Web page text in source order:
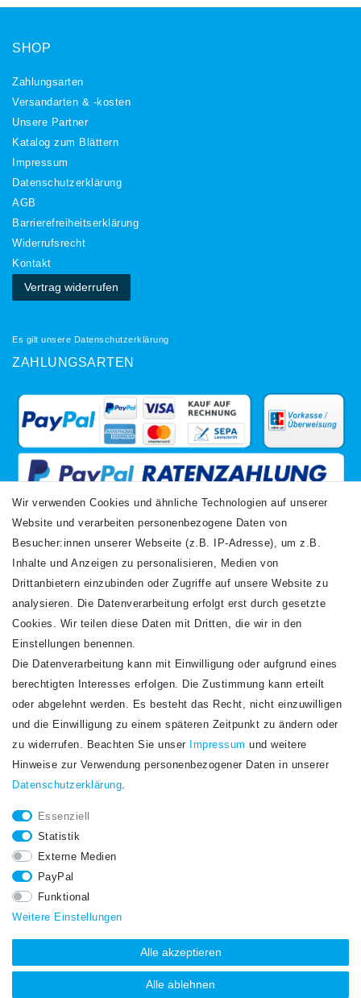
SHOP
Zahlungsarten
Versandarten & -kosten
Unsere Partner
Katalog zum Blättern
Impressum
Daten­schutz­erklärung
AGB
Barrierefreiheitserklärung
Widerrufs­recht
Kontakt
Vertrag widerrufen
Es gilt unsere Datenschutzerklärung
ZAHLUNGSARTEN
VERSANDARTEN
Newsletter
Honig
Hiermit bestätige ich, dass ich dieDaten­schutz­erklärunggelesen habe. Meine
STAY CONNECTED.
Wir verwenden Cookies und ähnliche Technologien auf unserer
Website und verarbeiten personenbezogene Daten von
Besucher:innen unserer Webseite (z.B. IP-Adresse), um z.B.
Inhalte und Anzeigen zu personalisieren, Medien von
Drittanbietern einzubinden oder Zugriffe auf unsere Website zu
analysieren. Die Datenverarbeitung erfolgt erst durch gesetzte
Cookies. Wir teilen diese Daten mit Dritten, die wir in den
Einstellungen benennen.
Die Datenverarbeitung kann mit Einwilligung oder aufgrund eines
berechtigten Interesses erfolgen. Die Zustimmung kann erteilt
oder abgelehnt werden. Es besteht das Recht, nicht einzuwilligen
und die Einwilligung zu einem späteren Zeitpunkt zu ändern oder
zu widerrufen. Beachten Sie unser
Impressum und weitere
Hinweise zur Verwendung personenbezogener Daten in unserer
Daten­schutz­erklärung.
Essenziell
Statistik
Externe Medien
PayPal
Funktional
Weitere Einstellungen
Alle akzeptieren
Alle ablehnen